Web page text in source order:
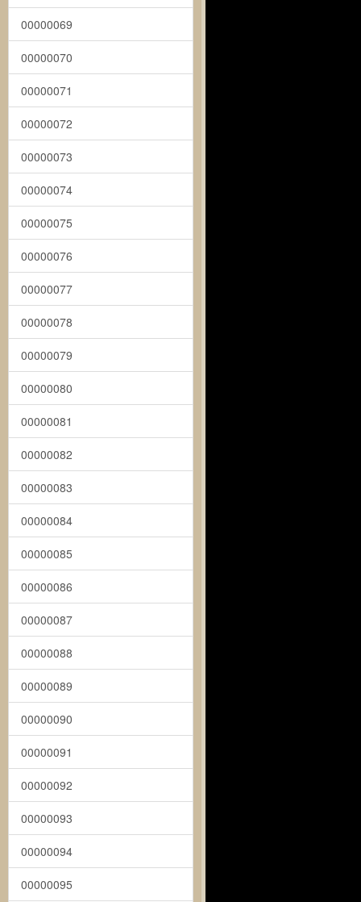
00000069
00000070
00000071
00000072
00000073
00000074
00000075
00000076
00000077
00000078
00000079
00000080
00000081
00000082
00000083
00000084
00000085
00000086
00000087
00000088
00000089
00000090
00000091
00000092
00000093
00000094
00000095